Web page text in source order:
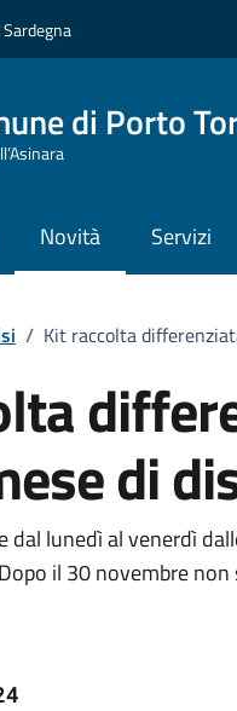
di Porto
Novità Servizi
/ Kit raccolta
di
notizia
dal lunedì al venerdì
il 30 novembre